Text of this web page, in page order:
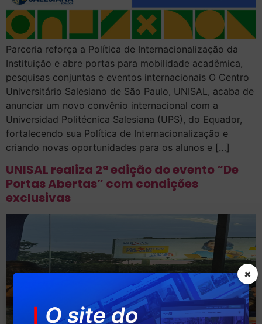
Parceria reforça a Política de Internacionalização da
Instituição e abre portas para mobilidade acadêmica,
pesquisas conjuntas e eventos internacionais O Centro
Universitário Salesiano de São Paulo, UNISAL, acaba de
anunciar um novo convênio internacional com a
Universidad Politécnica Salesiana (UPS), do Equador,
fortalecendo sua Política de Internacionalização e
criando novas oportunidades para os alunos e […]
UNISAL realiza 2ª edição do evento “De
Portas Abertas” com condições
exclusivas
×